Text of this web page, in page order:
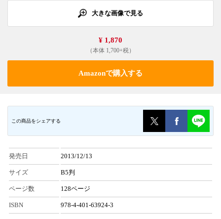
大きな画像で見る
¥ 1,870
（本体 1,700+税）
Amazonで購入する
この商品をシェアする
発売日 2013/12/13
サイズ B5判
ページ数 128ページ
ISBN 978-4-401-63924-3